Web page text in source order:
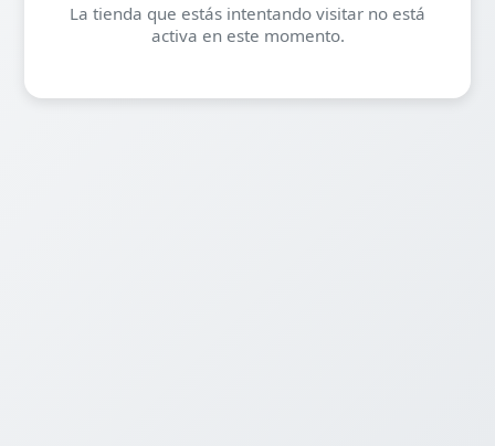
La tienda que estás intentando visitar no está
activa en este momento.